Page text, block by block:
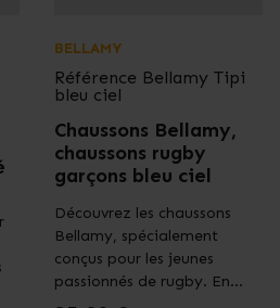
BELLAMY
Référence Bellamy Tipi
bleu ciel
Chaussons Bellamy,
chaussons rugby
garçons bleu ciel
Découvrez les chaussons
Bellamy, spécialement
conçus pour les jeunes
passionnés de rugby. En...